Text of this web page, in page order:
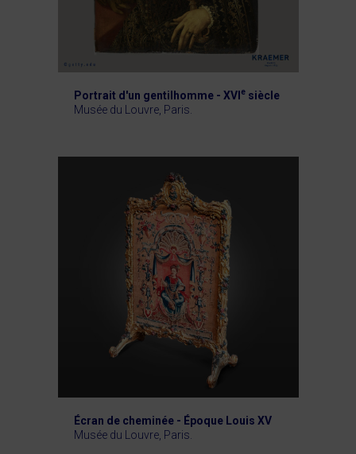
Portrait d'un gentilhomme - XVIesiècle
Musée du Louvre, Paris.
Écran de cheminée - Époque Louis XV
Musée du Louvre, Paris.